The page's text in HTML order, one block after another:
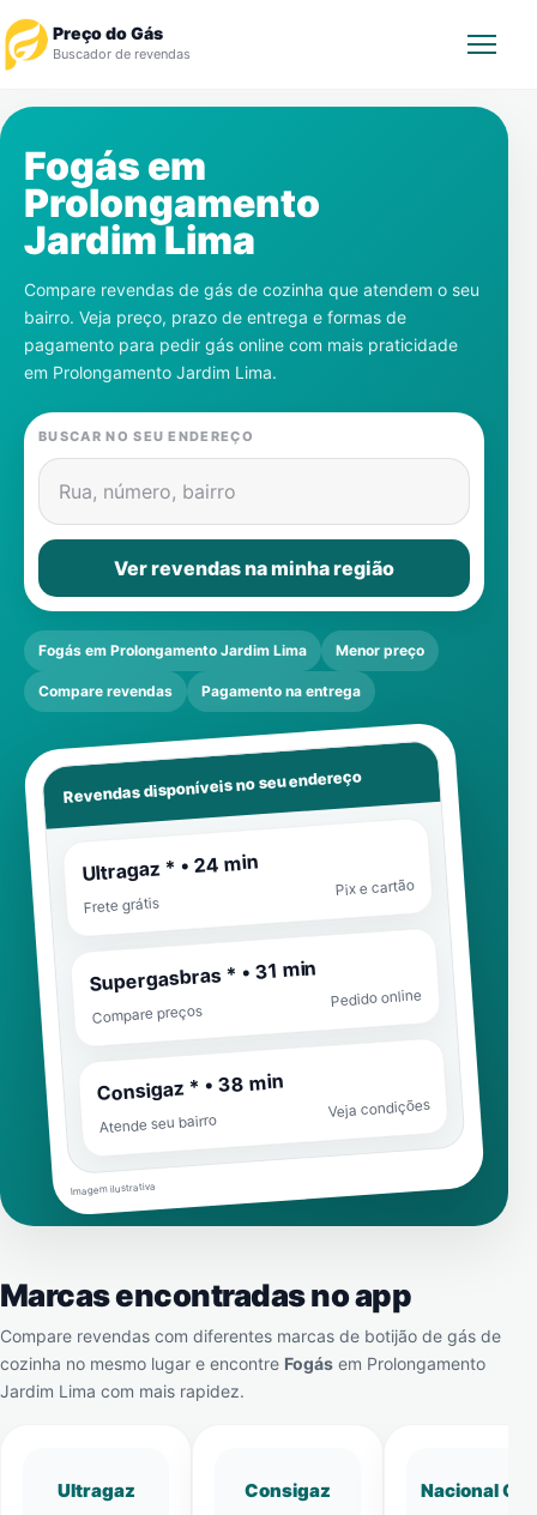
Preço do Gás
Buscador de revendas
Revendedor
Notícias
Cadastre-se
Gás
Contatos
Fogás em
Prolongamento
Jardim Lima
Compare revendas de gás de cozinha que atendem o seu
bairro. Veja preço, prazo de entrega e formas de
pagamento para pedir gás online com mais praticidade
em Prolongamento Jardim Lima.
BUSCAR NO SEU ENDEREÇO
Rua, número, bairro
Ver revendas na minha região
Fogás em Prolongamento Jardim Lima Menor preço
Compare revendas Pagamento na entrega
Revendas disponíveis no seu endereço
Ultragaz * • 24 min
Frete grátis
Pix e cartão
Supergasbras * • 31 min
Compare preços
Pedido online
Consigaz * • 38 min
Atende seu bairro
Veja condições
Imagem ilustrativa
Marcas encontradas no app
Compare revendas com diferentes marcas de botijão de gás de
cozinha no mesmo lugar e encontre Fogás em Prolongamento
Jardim Lima com mais rapidez.
Ultragaz Consigaz Nacional Gás